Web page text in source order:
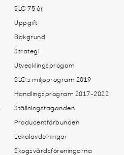
SLC 75 år
Uppgift
Bakgrund
Strategi
Utvecklingsprogam
SLC:s miljöprogram 2019
Handlingsprogram 2017-2022
Ställningstaganden
Producentförbunden
Lokalavdelningar
Skogsvårdsföreningarna